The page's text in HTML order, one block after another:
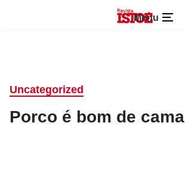
Menu
Uncategorized
Porco é bom de cama